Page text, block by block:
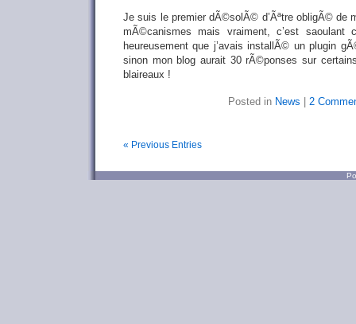
Je suis le premier dÃ©solÃ© d’Ãªtre obligÃ© de
mÃ©canismes mais vraiment, c’est saoulant
heureusement que j’avais installÃ© un plugin
sinon mon blog aurait 30 rÃ©ponses sur
blaireaux !
Posted in News 2
« Previous Entries